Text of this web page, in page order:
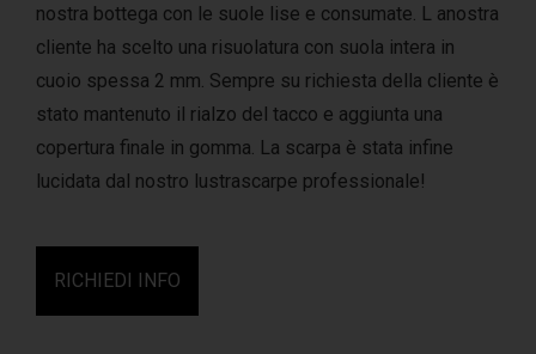
nostra bottega con le suole lise e consumate. L anostra
cliente ha scelto una risuolatura con suola intera in
cuoio spessa 2 mm. Sempre su richiesta della cliente è
stato mantenuto il rialzo del tacco e aggiunta una
copertura finale in gomma. La scarpa è stata infine
lucidata dal nostro lustrascarpe professionale!
RICHIEDI INFO